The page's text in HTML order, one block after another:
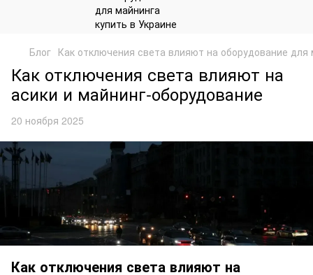
Блог Как отключения света влияют на оборудование для
Как отключения света влияют на
асики и майнинг-оборудование
20 ноября 2025
Как отключения света влияют на